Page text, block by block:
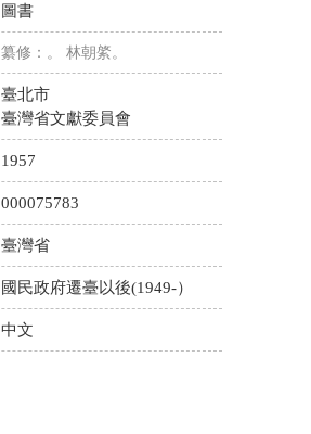
圖書
纂修：。 林朝綮。
臺北市
臺灣省文獻委員會
1957
000075783
臺灣省
國民政府遷臺以後(1949-）
中文